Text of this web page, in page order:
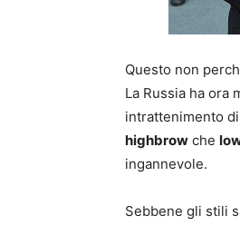
Questo non
La Russia ha
intrattenimento
highbrow che
ingannevole.
Sebbene gli stili